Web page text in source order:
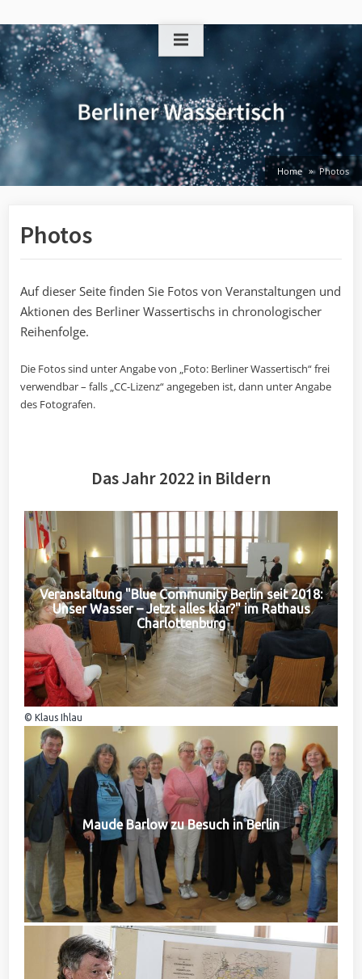
to
content
Home Photos
Photos
Auf dieser Seite finden Sie Fotos von Veranstaltungen und
Aktionen des Berliner Wassertischs in chronologischer
Reihenfolge.
Die Fotos sind unter Angabe von „Foto: Berliner Wassertisch“ frei
verwendbar – falls „CC-Lizenz“ angegeben ist, dann unter Angabe
des Fotografen.
Das Jahr 2022 in Bildern
Veranstaltung "Blue Community Berlin seit 2018:
Unser Wasser – Jetzt alles klar?" im Rathaus
Charlottenburg
© Klaus Ihlau
Maude Barlow zu Besuch in Berlin